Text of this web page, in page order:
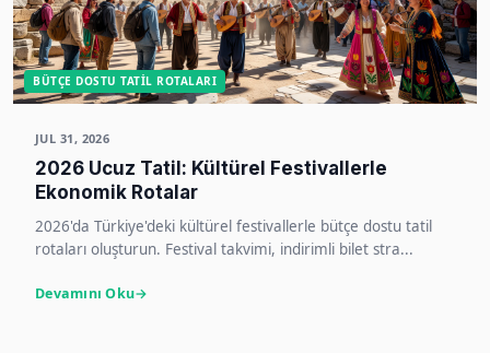
BÜTÇE DOSTU TATIL ROTALARI
JUL 31, 2026
2026 Ucuz Tatil: Kültürel Festivallerle
Ekonomik Rotalar
2026'da Türkiye'deki kültürel festivallerle bütçe dostu tatil
rotaları oluşturun. Festival takvimi, indirimli bilet stra...
Devamını Oku